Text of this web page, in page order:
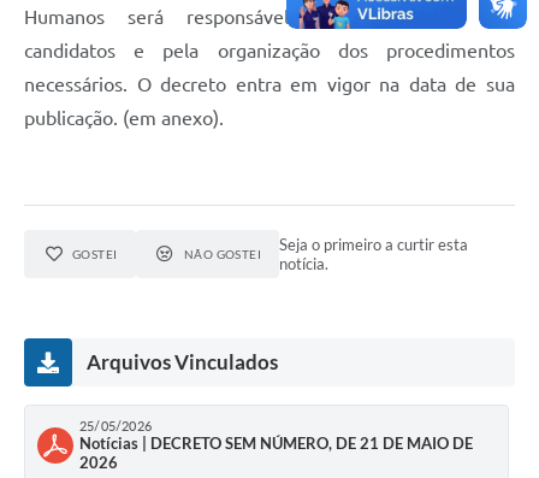
Humanos será responsável pela notificação dos
candidatos e pela organização dos procedimentos
necessários. O decreto entra em vigor na data de sua
publicação. (em anexo).
GOSTEI NÃO GOSTEI
Seja o primeiro a curtir esta
notícia.
Arquivos Vinculados
25/05/2026
Notícias | DECRETO SEM NÚMERO, DE 21 DE MAIO DE
2026